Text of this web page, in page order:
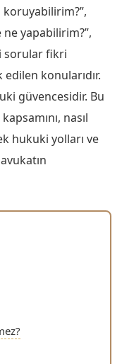
koruyabilirim?”,
yapabilirim?”,
sorular fikri
konularıdır.
güvencesidir. Bu
nasıl
hukuki yolları ve